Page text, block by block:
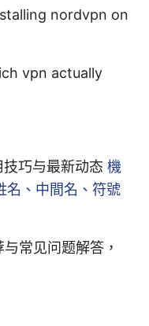
nordvpn on
vpn actually
巧与最新动态 機
名、中間名、符號
常见问题解答，